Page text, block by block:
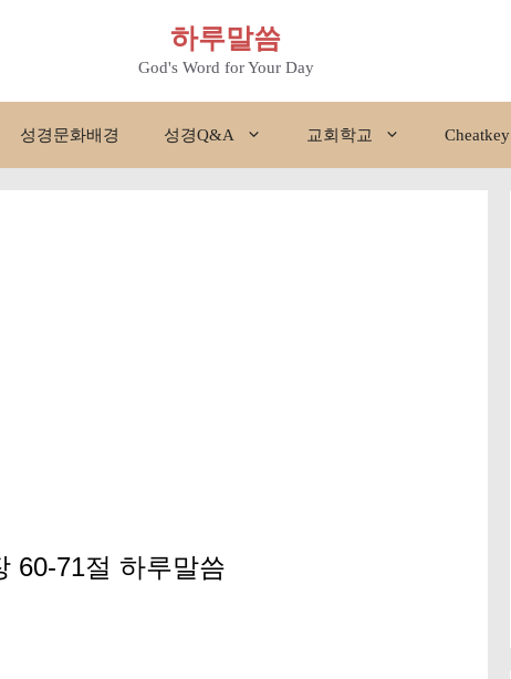
하루말씀
God's Word for Your Day
성경문화배경 성경Q&A 교회학교 Cheatkey
60-71절 하루말씀